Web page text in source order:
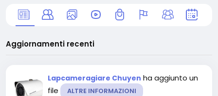
Aggiornamenti recenti
Lapcameragiare Chuyen ha aggiunto un
file
ALTRE INFORMAZIONI